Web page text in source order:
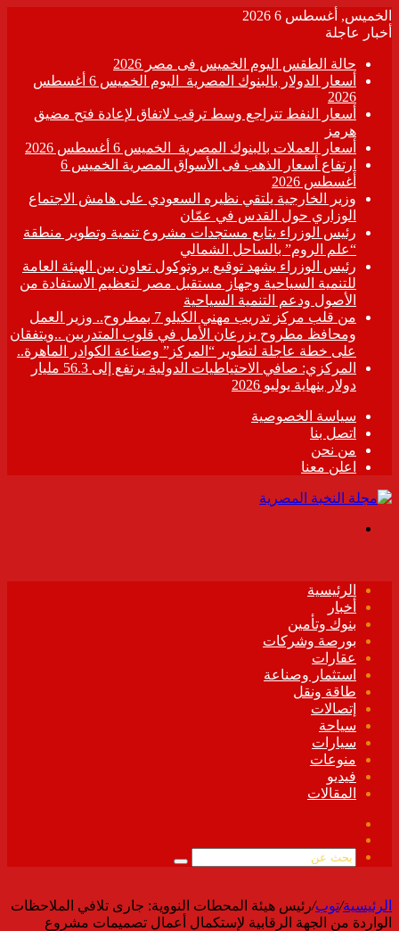
الخميس, أغسطس 6 2026
أخبار عاجلة
حالة الطقس اليوم الخميس فى مصر 2026
أسعار الدولار بالبنوك المصرية اليوم الخميس 6 أغسطس
2026
أسعار النفط تتراجع وسط ترقب لاتفاق لإعادة فتح مضيق
هرمز
أسعار العملات بالبنوك المصرية الخميس 6 أغسطس 2026
ارتفاع أسعار الذهب فى الأسواق المصرية الخميس 6
أغسطس 2026
وزير الخارجية يلتقي نظيره السعودي على هامش الاجتماع
الوزاري حول القدس في عمّان
رئيس الوزراء يتابع مستجدات مشروع تنمية وتطوير منطقة
“علم الروم” بالساحل الشمالي
رئيس الوزراء يشهد توقيع بروتوكول تعاون بين الهيئة العامة
للتنمية السياحية وجهاز مستقبل مصر لتعظيم الاستفادة من
الأصول ودعم التنمية السياحية
من قلب مركز تدريب مهني الكيلو 7 بمطروح.. وزير العمل
ومحافظ مطروح يزرعان الأمل في قلوب المتدربين ..ويتفقان
على خطة عاجلة لتطوير “المركز” وصناعة الكوادر الماهرة..
المركزي: صافي الاحتياطيات الدولية يرتفع إلى 56.3 مليار
دولار بنهاية يوليو 2026
سياسة الخصوصية
اتصل بنا
من نحن
اعلن معنا
الرئيسية
أخبار
بنوك وتأمين
بورصة وشركات
عقارات
استثمار وصناعة
طاقة ونقل
إتصالات
سياحة
سيارات
منوعات
فيديو
المقالات
الموقع
بحث
الرئيسية/توب/رئيس هيئة المحطات النووية: جارى تلافي الملاحظات
الواردة من الجهة الرقابية لإستكمال أعمال تصميمات مشروع